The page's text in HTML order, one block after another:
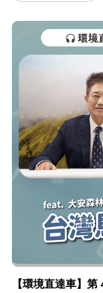
【環境直達車】